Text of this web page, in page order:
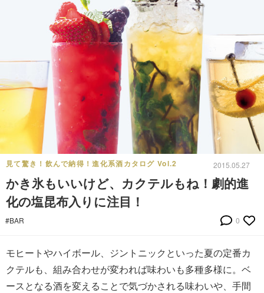
見て驚き！飲んで納得！進化系酒カタログ Vol.2 2015.05.27
かき氷もいいけど、カクテルもね！劇的進
化の塩昆布入りに注目！
#BAR 0
モヒートやハイボール、ジントニックといった夏の定番カ
クテルも、組み合わせが変われば味わいも多種多様に。ベ
ースとなる酒を変えることで気づかされる味わいや、手間